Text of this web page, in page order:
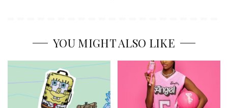
YOU MIGHT ALSO LIKE